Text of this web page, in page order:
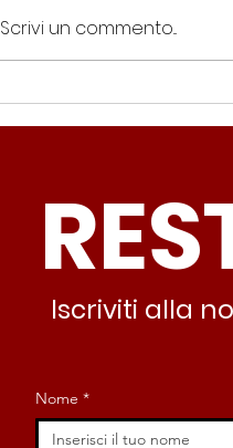
Spin Time, Colucci:
solo occupazione:
nessuno interviene”
Scrivi un commento...
Iscriviti alla
Nome *